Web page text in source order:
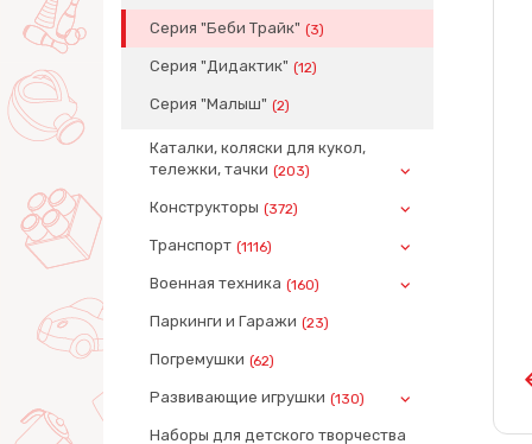
Серия "Беби Трайк" (3)
Серия "Дидактик" (12)
Серия "Малыш" (2)
Каталки, коляски для кукол,
тележки, тачки (203)
Конструкторы (372)
Транспорт (1116)
Военная техника (160)
Паркинги и Гаражи (23)
Погремушки (62)
Развивающие игрушки (130)
Наборы для детского творчества